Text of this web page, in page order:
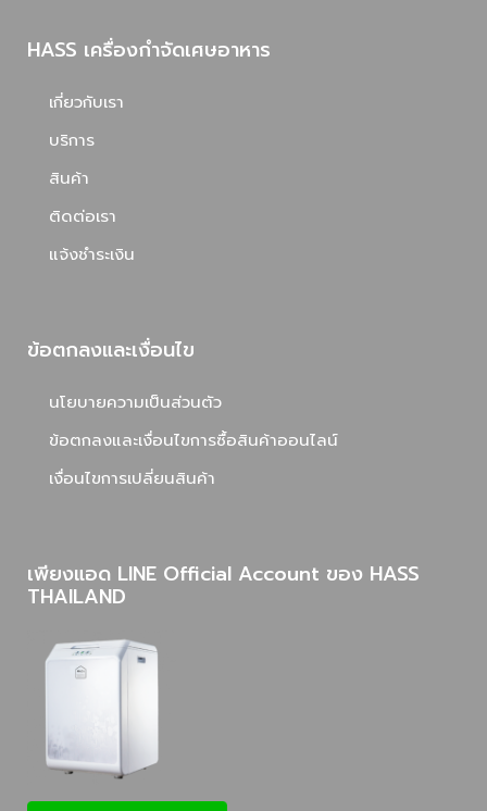
HASS เครื่องกำจัดเศษอาหาร
เกี่ยวกับเรา
บริการ
สินค้า
ติดต่อเรา
แจ้งชำระเงิน
ข้อตกลงและเงื่อนไข
นโยบายความเป็นส่วนตัว
ข้อตกลงและเงื่อนไขการซื้อสินค้าออนไลน์
เงื่อนไขการเปลี่ยนสินค้า
เพียงแอด LINE Official Account ของ HASS
THAILAND